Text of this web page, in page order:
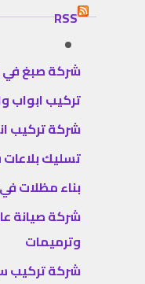
RSS
شركة صبغ في ابوظبي
تركيب ابواب
شركة تركيب
تسليك بلاعات في
بناء مظلات في
وترميمات
شركة تركيب